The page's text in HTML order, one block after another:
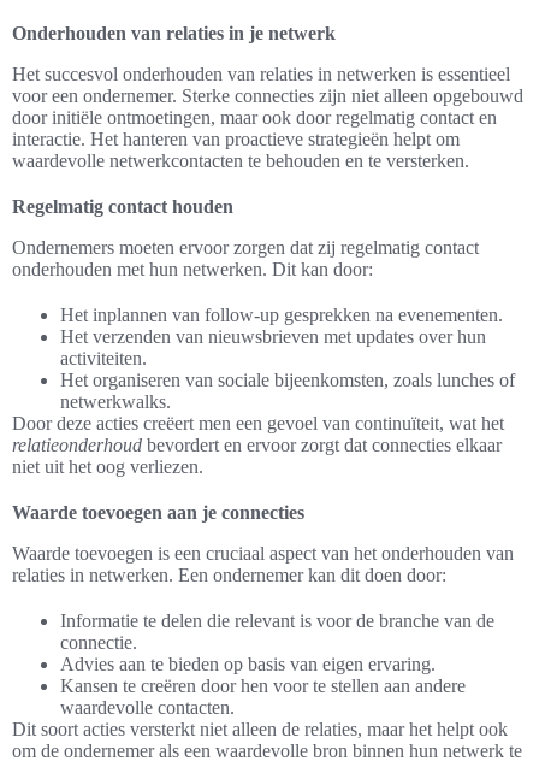
Onderhouden van relaties in je netwerk
Het succesvol onderhouden van relaties in netwerken is essentieel
voor een ondernemer. Sterke connecties zijn niet alleen opgebouwd
door initiële ontmoetingen, maar ook door regelmatig contact en
interactie. Het hanteren van proactieve strategieën helpt om
waardevolle netwerkcontacten te behouden en te versterken.
Regelmatig contact houden
Ondernemers moeten ervoor zorgen dat zij regelmatig contact
onderhouden met hun netwerken. Dit kan door:
Het inplannen van follow-up gesprekken na evenementen.
Het verzenden van nieuwsbrieven met updates over hun
activiteiten.
Het organiseren van sociale bijeenkomsten, zoals lunches of
netwerkwalks.
Door deze acties creëert men een gevoel van continuïteit, wat het
relatieonderhoud bevordert en ervoor zorgt dat connecties elkaar
niet uit het oog verliezen.
Waarde toevoegen aan je connecties
Waarde toevoegen is een cruciaal aspect van het onderhouden van
relaties in netwerken. Een ondernemer kan dit doen door:
Informatie te delen die relevant is voor de branche van de
connectie.
Advies aan te bieden op basis van eigen ervaring.
Kansen te creëren door hen voor te stellen aan andere
waardevolle contacten.
Dit soort acties versterkt niet alleen de relaties, maar het helpt ook
om de ondernemer als een waardevolle bron binnen hun netwerk te